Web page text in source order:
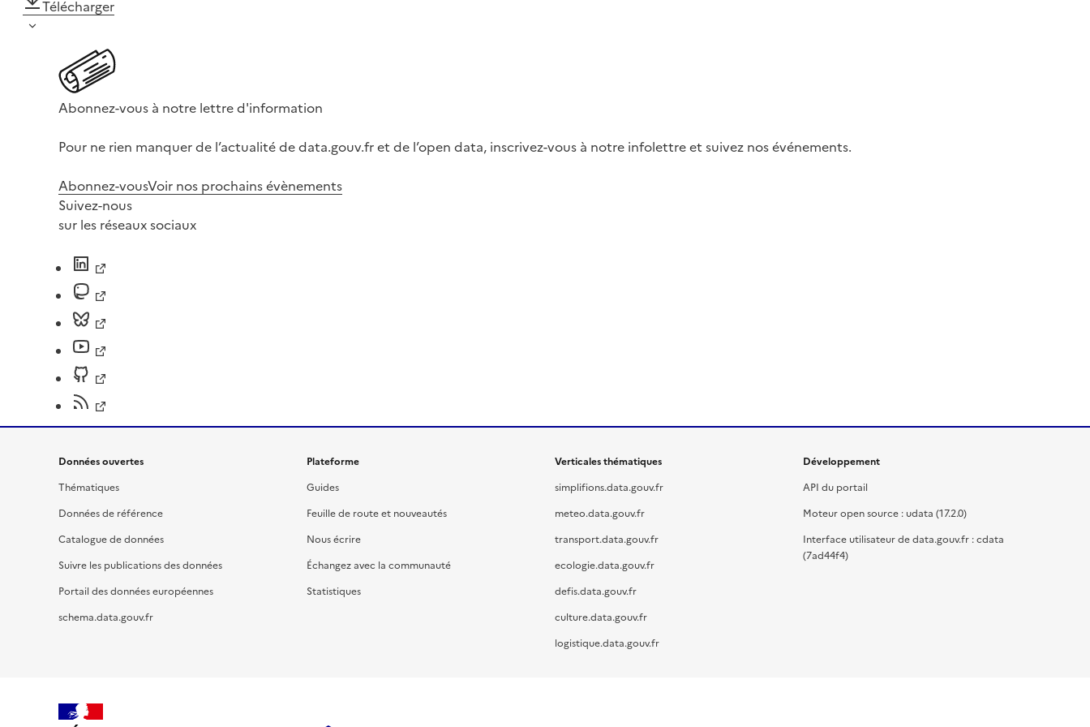
Télécharger
Abonnez-vous à notre lettre d'information
Pour ne rien manquer de l’actualité de data.gouv.fr et de l’open data, inscrivez-vous à notre infolettre et suivez nos événements.
Abonnez-vousVoir nos prochains évènements
Suivez-nous
sur les réseaux sociaux
Données ouvertes
Thématiques
Données de référence
Catalogue de données
Suivre les publications des données
Portail des données européennes
schema.data.gouv.fr
Plateforme
Guides
Feuille de route et nouveautés
Nous écrire
Échangez avec la communauté
Statistiques
Verticales thématiques
simplifions.data.gouv.fr
meteo.data.gouv.fr
transport.data.gouv.fr
ecologie.data.gouv.fr
defis.data.gouv.fr
culture.data.gouv.fr
logistique.data.gouv.fr
Développement
API du portail
Moteur open source : udata (17.2.0)
Interface utilisateur de data.gouv.fr : cdata
(7ad44f4)